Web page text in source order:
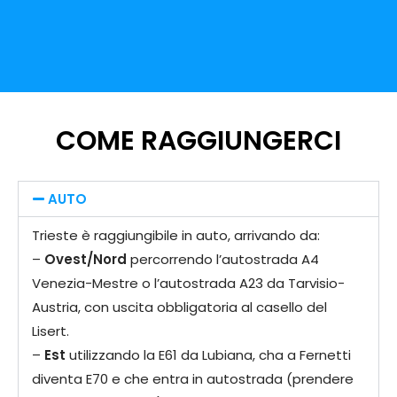
COME RAGGIUNGERCI
AUTO
Trieste è raggiungibile in auto, arrivando da:
– Ovest/Nord percorrendo l’autostrada A4
Venezia-Mestre o l’autostrada A23 da Tarvisio-
Austria, con uscita obbligatoria al casello del
Lisert.
– Est utilizzando la E61 da Lubiana, cha a Fernetti
diventa E70 e che entra in autostrada (prendere